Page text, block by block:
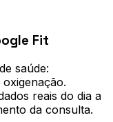
Fit
saúde:
reais do dia a
da consulta.